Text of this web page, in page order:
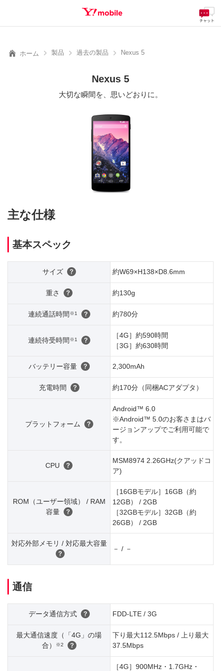
ホーム 製品 過去の製品 Nexus 5
Nexus 5
大切な瞬間を、思いどおりに。
主な仕様
基本スペック
サイズ 約W69×H138×D8.6mm
重さ 約130g
連続通話時間 ※1 約780分
連続待受時間 ※1
［4G］約590時間
［3G］約630時間
バッテリー容量 2,300mAh
充電時間 約170分（同梱ACアダプタ）
プラットフォーム
Android™ 6.0
※Android™ 5.0のお客さまはバ
ージョンアップでご利用可能で
す。
CPU
MSM8974 2.26GHz(クアッドコ
ア)
ROM（ユーザー領域） / RAM
容量
［16GBモデル］16GB（約
12GB） / 2GB
［32GBモデル］32GB（約
26GB） / 2GB
対応外部メモリ / 対応最大容量
－ / －
通信
データ通信方式 FDD-LTE / 3G
最大通信速度（「4G」の場
合）
※2
下り最大112.5Mbps / 上り最大
37.5Mbps
［4G］900MHz・1.7GHz・